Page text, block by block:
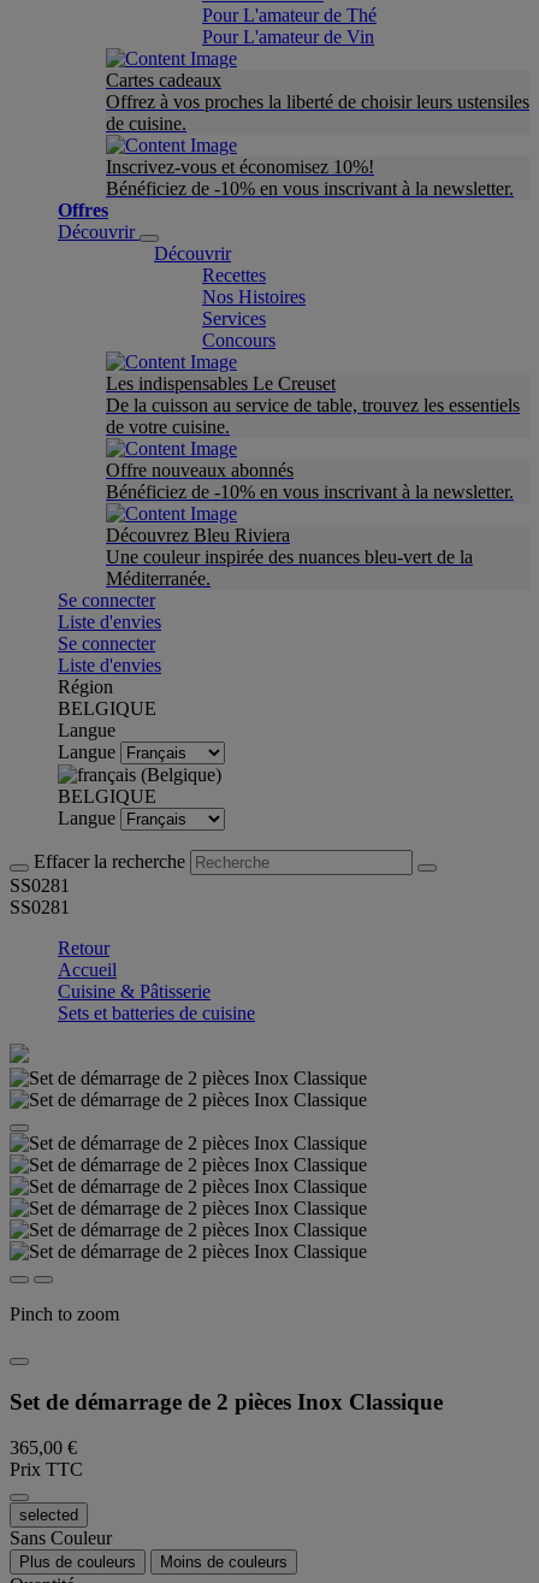
Pour L'amateur de Thé
Pour L'amateur de Vin
Cartes cadeaux
Offrez à vos proches la liberté de choisir leurs ustensiles
de cuisine.
Inscrivez-vous et économisez 10%!
Bénéficiez de -10% en vous inscrivant à la newsletter.
Offres
Découvrir
Découvrir
Recettes
Nos Histoires
Services
Concours
Les indispensables Le Creuset
De la cuisson au service de table, trouvez les essentiels
de votre cuisine.
Offre nouveaux abonnés
Bénéficiez de -10% en vous inscrivant à la newsletter.
Découvrez Bleu Riviera
Une couleur inspirée des nuances bleu-vert de la
Méditerranée.
Se connecter
Liste d'envies
Se connecter
Liste d'envies
Région
BELGIQUE
Langue
Langue
BELGIQUE
Langue
Effacer la recherche
SS0281
SS0281
Retour
Accueil
Cuisine & Pâtisserie
Sets et batteries de cuisine
Pinch to zoom
Set de démarrage de 2 pièces Inox Classique
365,00 €
Prix TTC
selected
Sans Couleur
Plus de couleurs Moins de couleurs